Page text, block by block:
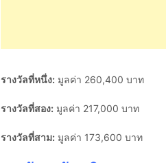
รางวัลที่หนึ่ง: มูลค่า 260,400 บาท
รางวัลที่สอง: มูลค่า 217,000 บาท
รางวัลที่สาม: มูลค่า 173,600 บาท